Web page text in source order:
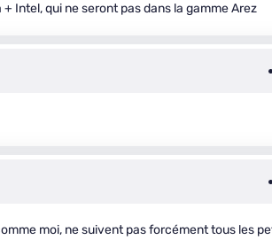
Intel, qui ne seront pas dans la gamme Arez
moi, ne suivent pas forcément tous les